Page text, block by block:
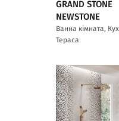
GRAND STONE
NEWSTONE
Ванна кімната,
Тераса